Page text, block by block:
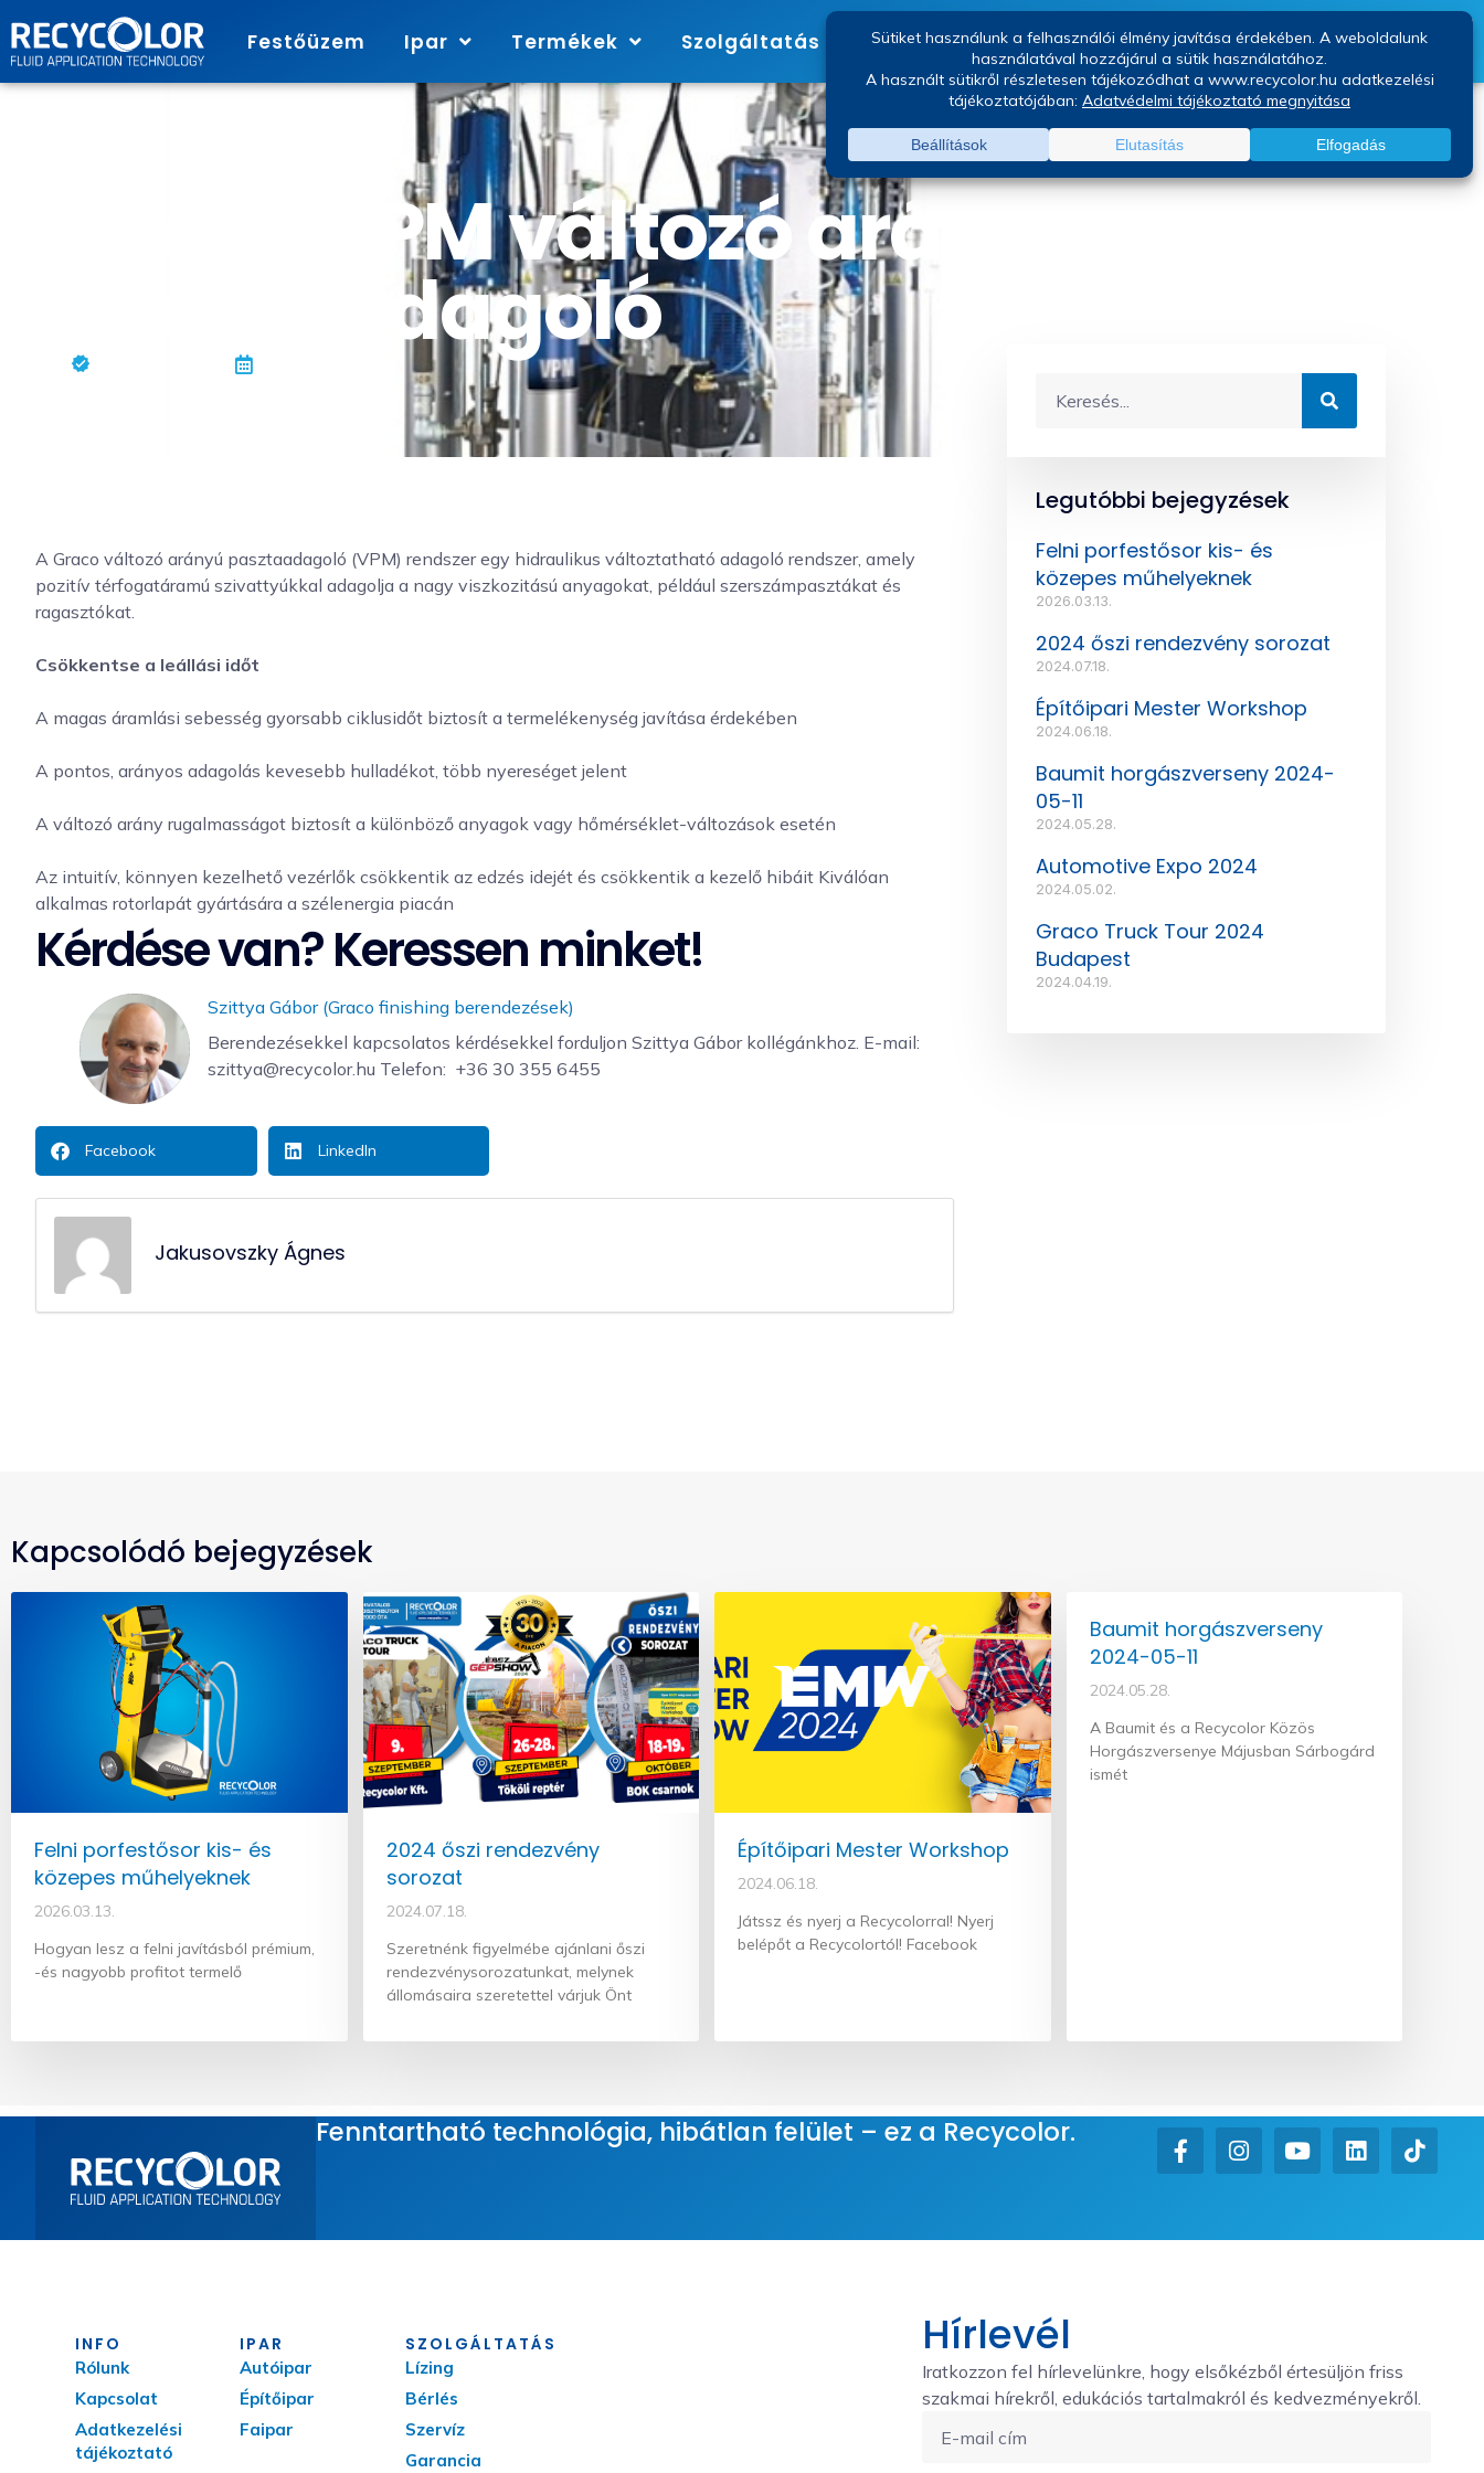
Festőüzem Ipar Termékek Szolgáltatás Márkák Kapcsolat Blog
Graco VPM változó arányú
pasztaadagoló
A Graco változó arányú pasztaadagoló (VPM) rendszer egy hidraulikus változtatható adagoló rendszer, amely
pozitív térfogatáramú szivattyúkkal adagolja a nagy viszkozitású anyagokat, például szerszámpasztákat és
ragasztókat.
Csökkentse a leállási időt
A magas áramlási sebesség gyorsabb ciklusidőt biztosít a termelékenység javítása érdekében
A pontos, arányos adagolás kevesebb hulladékot, több nyereséget jelent
A változó arány rugalmasságot biztosít a különböző anyagok vagy hőmérséklet-változások esetén
Az intuitív, könnyen kezelhető vezérlők csökkentik az edzés idejét és csökkentik a kezelő hibáit Kiválóan
alkalmas rotorlapát gyártására a szélenergia piacán
Kérdése van? Keressen minket!
Szittya Gábor (Graco finishing berendezések)
Berendezésekkel kapcsolatos kérdésekkel forduljon Szittya Gábor kollégánkhoz. E-mail:
szittya@recycolor.hu Telefon: ‭ +36 30 355 6455
Facebook LinkedIn
Jakusovszky Ágnes
Legutóbbi bejegyzések
Felni porfestősor kis- és
közepes műhelyeknek
2026.03.13.
2024 őszi rendezvény sorozat
2024.07.18.
Építőipari Mester Workshop
2024.06.18.
Baumit horgászverseny 2024-
05-11
2024.05.28.
Automotive Expo 2024
2024.05.02.
Graco Truck Tour 2024
Budapest
2024.04.19.
Kapcsolódó bejegyzések
Felni porfestősor kis- és
közepes műhelyeknek
2026.03.13.
Hogyan lesz a felni javításból prémium,
-és nagyobb profitot termelő
2024 őszi rendezvény
sorozat
2024.07.18.
Szeretnénk figyelmébe ajánlani őszi
rendezvénysorozatunkat, melynek
állomásaira szeretettel várjuk Önt
Építőipari Mester Workshop
2024.06.18.
Játssz és nyerj a Recycolorral! Nyerj
belépőt a Recycolortól! Facebook
Baumit horgászverseny
2024-05-11
2024.05.28.
A Baumit és a Recycolor Közös
Horgászversenye Májusban Sárbogárd
ismét
Fenntartható technológia, hibátlan felület – ez a Recycolor.
INFO
Rólunk
Kapcsolat
Adatkezelési
tájékoztató
IPAR
Autóipar
Építőipar
Faipar
SZOLGÁLTATÁS
Lízing
Bérlés
Szervíz
Garancia
Hírlevél
Iratkozzon fel hírlevelünkre, hogy elsőkézből értesüljön friss
szakmai hírekről, edukációs tartalmakról és kedvezményekről.